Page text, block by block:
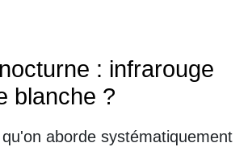
: infrarouge
blanche ?
aborde systématiquement